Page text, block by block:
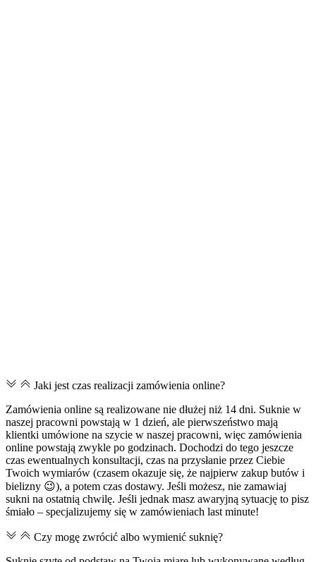
Jaki jest czas realizacji zamówienia online?
Zamówienia online są realizowane nie dłużej niż 14 dni. Suknie w
naszej pracowni powstają w 1 dzień, ale pierwszeństwo mają
klientki umówione na szycie w naszej pracowni, więc zamówienia
online powstają zwykle po godzinach. Dochodzi do tego jeszcze
czas ewentualnych konsultacji, czas na przysłanie przez Ciebie
Twoich wymiarów (czasem okazuje się, że najpierw zakup butów i
bielizny 😉), a potem czas dostawy. Jeśli możesz, nie zamawiaj
sukni na ostatnią chwilę. Jeśli jednak masz awaryjną sytuację to pisz
śmiało – specjalizujemy się w zamówieniach last minute!
Czy mogę zwrócić albo wymienić suknię?